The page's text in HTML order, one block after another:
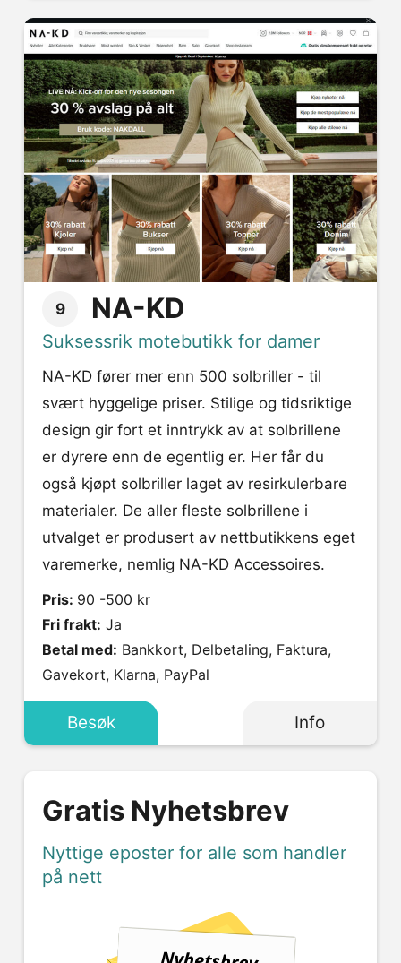
9 NA-KD
Suksessrik motebutikk for damer
NA-KD fører mer enn 500 solbriller - til
svært hyggelige priser. Stilige og tidsriktige
design gir fort et inntrykk av at solbrillene
er dyrere enn de egentlig er. Her får du
også kjøpt solbriller laget av resirkulerbare
materialer. De aller fleste solbrillene i
utvalget er produsert av nettbutikkens eget
varemerke, nemlig NA-KD Accessoires.
Pris: 90 -500 kr
Fri frakt: Ja
Betal med:
Gavekort, Klarna, PayPal
Besøk Info
Gratis Nyhetsbrev
Nyttige eposter for alle som handler
på nett